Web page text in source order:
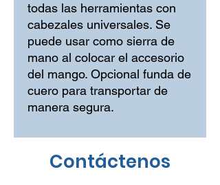
todas las herramientas con
cabezales universales. Se
puede usar como sierra de
mano al colocar el accesorio
del mango. Opcional funda de
cuero para transportar de
manera segura.
Contáctenos